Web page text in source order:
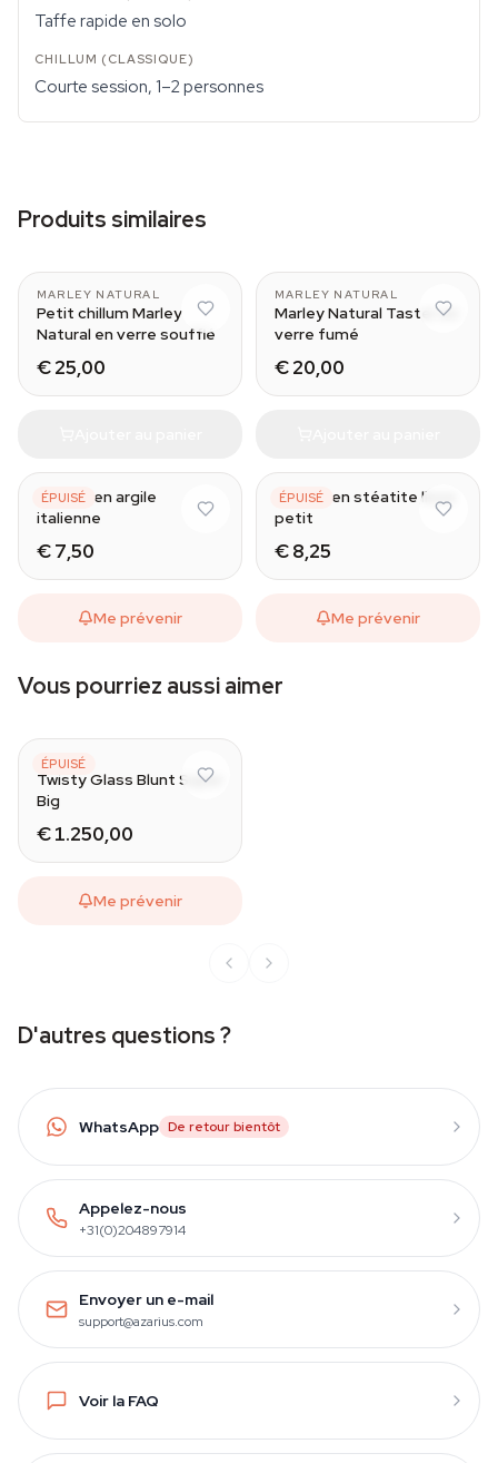
Taffe rapide en solo
Courte session, 1–2 personnes
Produits similaires
MARLEY NATURAL
Petit chillum Marley
Natural en verre soufflé
€ 25,00
MARLEY NATURAL
Marley Natural Taster en
verre fumé
€ 20,00
ÉPUISÉ
Chillum en argile
italienne
€ 7,50
Me prévenir
ÉPUISÉ
Chillum en stéatite lisse
petit
€ 8,25
Me prévenir
Vous pourriez aussi aimer
ÉPUISÉ
7PIPE
Twisty Glass Blunt Super
Big
€ 1.250,00
Me prévenir
D'autres questions ?
WhatsApp De retour bientôt
Appelez-nous
+31(0)204897914
Envoyer un e-mail
support@azarius.com
Voir la FAQ